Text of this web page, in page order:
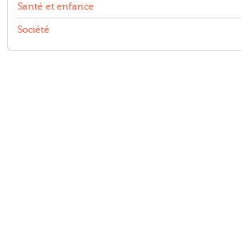
Santé et enfance
Société